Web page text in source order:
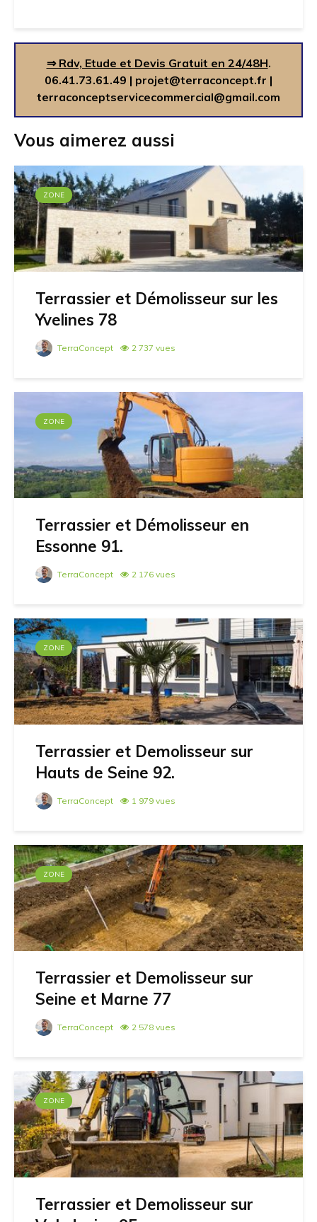
⇒ Rdv, Etude et Devis Gratuit en 24/48H.
06.41.73.61.49 | projet@terraconcept.fr |
terraconceptservicecommercial@gmail.com
Vous aimerez aussi
ZONE
Terrassier et Démolisseur sur les
Yvelines 78
TerraConcept 2 737 vues
ZONE
Terrassier et Démolisseur en
Essonne 91.
TerraConcept 2 176 vues
ZONE
Terrassier et Demolisseur sur
Hauts de Seine 92.
TerraConcept 1 979 vues
ZONE
Terrassier et Demolisseur sur
Seine et Marne 77
TerraConcept 2 578 vues
ZONE
Terrassier et Demolisseur sur